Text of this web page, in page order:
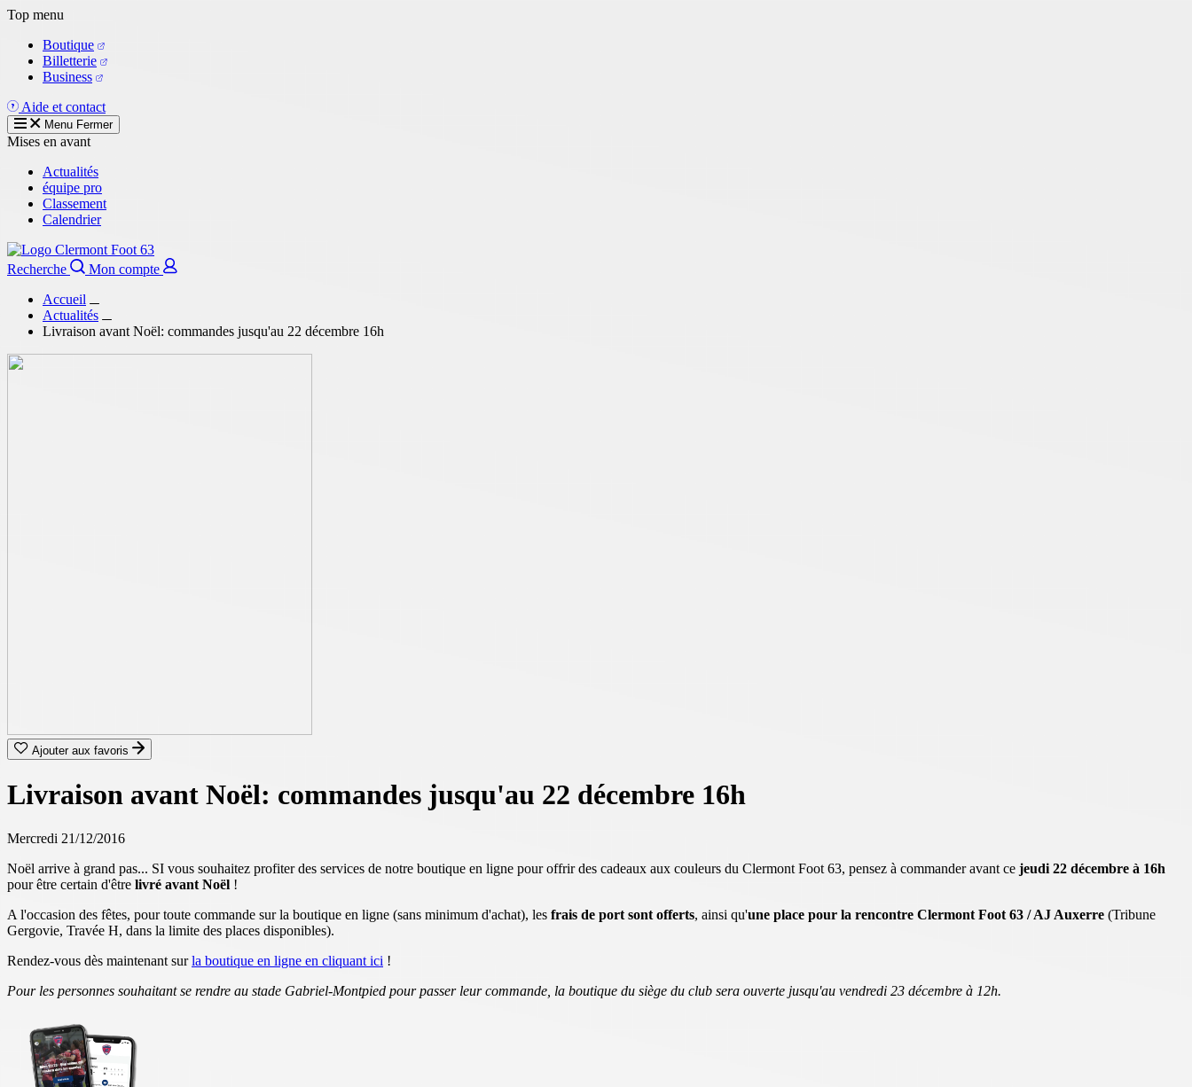
Aller
contenu
principal
Top menu
Boutique
Billetterie
Business
Aide et contact
Menu Fermer
Mises en avant
Actualités
équipe pro
Classement
Calendrier
Recherche
Mon compte
Accueil
Actualités
Livraison avant Noël: commandes jusqu'au 22 décembre 16h
Ajouter aux favoris
Livraison avant Noël: commandes jusqu'au 22 décembre 16h
Mercredi 21/12/2016
Noël arrive à grand pas... SI vous souhaitez profiter des services de notre boutique en ligne pour offrir des cadeaux aux couleurs du Clermont Foot 63, pensez à commander avant ce jeudi 22 décembre à 16h
pour être certain d'être livré avant Noël !
A l'occasion des fêtes, pour toute commande sur la boutique en ligne (sans minimum d'achat), les frais de port sont offerts, ainsi qu'une place pour la rencontre Clermont Foot 63 / AJ Auxerre (Tribune
Gergovie, Travée H, dans la limite des places disponibles).
Rendez-vous dès maintenant surla boutique en ligne en cliquant ici !
Pour les personnes souhaitant se rendre au stade Gabriel-Montpied pour passer leur commande, la boutique du siège du club sera ouverte jusqu'au vendredi 23 décembre à 12h.